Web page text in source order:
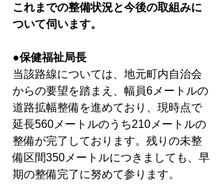
これまでの整備状況と今後の取組みに
ついて伺います。
●保健福祉局長
当該路線については、地元町内自治会
からの要望を踏まえ、幅員6メートルの
道路拡幅整備を進めており、現時点で
延長560メートルのうち210メートルの
整備が完了しております。残りの未整
備区間350メートルにつきましても、早
期の整備完了に努めて参ります。